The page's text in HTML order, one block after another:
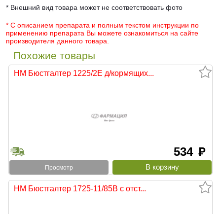
* Внешний вид товара может не соответствовать фото
* С описанием препарата и полным текстом инструкции по
применению препарата Вы можете ознакомиться на сайте
производителя данного товара.
Похожие товары
НМ Бюстгалтер 1225/2Е д/кормящих...
534 руб
Просмотр
НМ Бюстгалтер 1725-11/85В с отст...